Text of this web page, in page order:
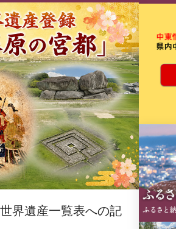
界遺産一覧表への記